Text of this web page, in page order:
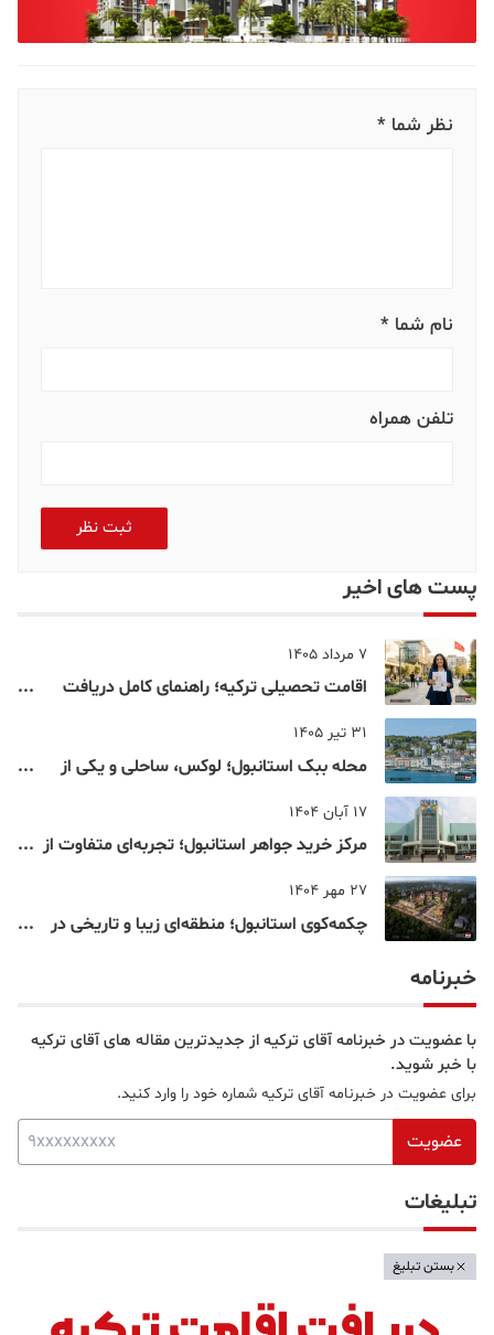
نظر شما *
نام شما *
تلفن همراه
ثبت نظر
پست های اخیر
7 مرداد 1405
اقامت تحصیلی ترکیه؛ راهنمای کامل دریافت
31 تیر 1405
محله ببک استانبول؛ لوکس، ساحلی و یکی از
17 آبان 1404
مرکز خرید جواهر استانبول؛ تجربه‌ای متفاوت از
27 مهر 1404
چکمه‌کوی استانبول؛ منطقه‌ای زیبا و تاریخی در
خبرنامه
با عضویت در خبرنامه آقای ترکیه از جدیدترین مقاله های آقای ترکیه
با خبر شوید.
برای عضویت در خبرنامه آقای ترکیه شماره خود را وارد کنید.
عضویت
تبلیغات
بستن تبلیغ